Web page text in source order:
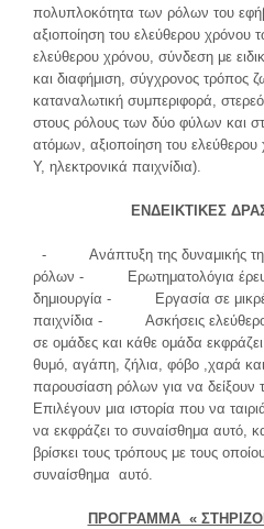
πολυπλοκότητα των ρόλων του
αξιοποίηση του ελεύθερου χρόνου
ελεύθερου χρόνου, σύνδεση με
και διαφήμιση, σύγχρονος τρόπος
καταναλωτική συμπεριφορά,
στους ρόλους των δύο φύλων και
ατόμων, αξιοποίηση του
Υ, ηλεκτρονικά παιχνίδια).
ΕΝΔΕΙΚΤΙΚΕΣ
- Ανάπτυξη της δυναμικής
ρόλων - Ερωτηματολόγια
δημιουργία - Εργασία σε
παιχνίδια - Ασκήσεις
σε ομάδες και κάθε ομάδα
θυμό, αγάπη, ζήλια, φόβο ,χαρά και
παρουσίαση ρόλων για να δείξουν
Επιλέγουν μια ιστορία που να
να εκφράζει το συναίσθημα αυτό,
βρίσκει τους τρόπους με τους
συναίσθημα αυτό.
ΠΡΟΓΡΑΜΜΑ «